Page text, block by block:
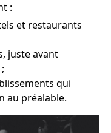
:
et restaurants
juste avant
qui
au préalable.